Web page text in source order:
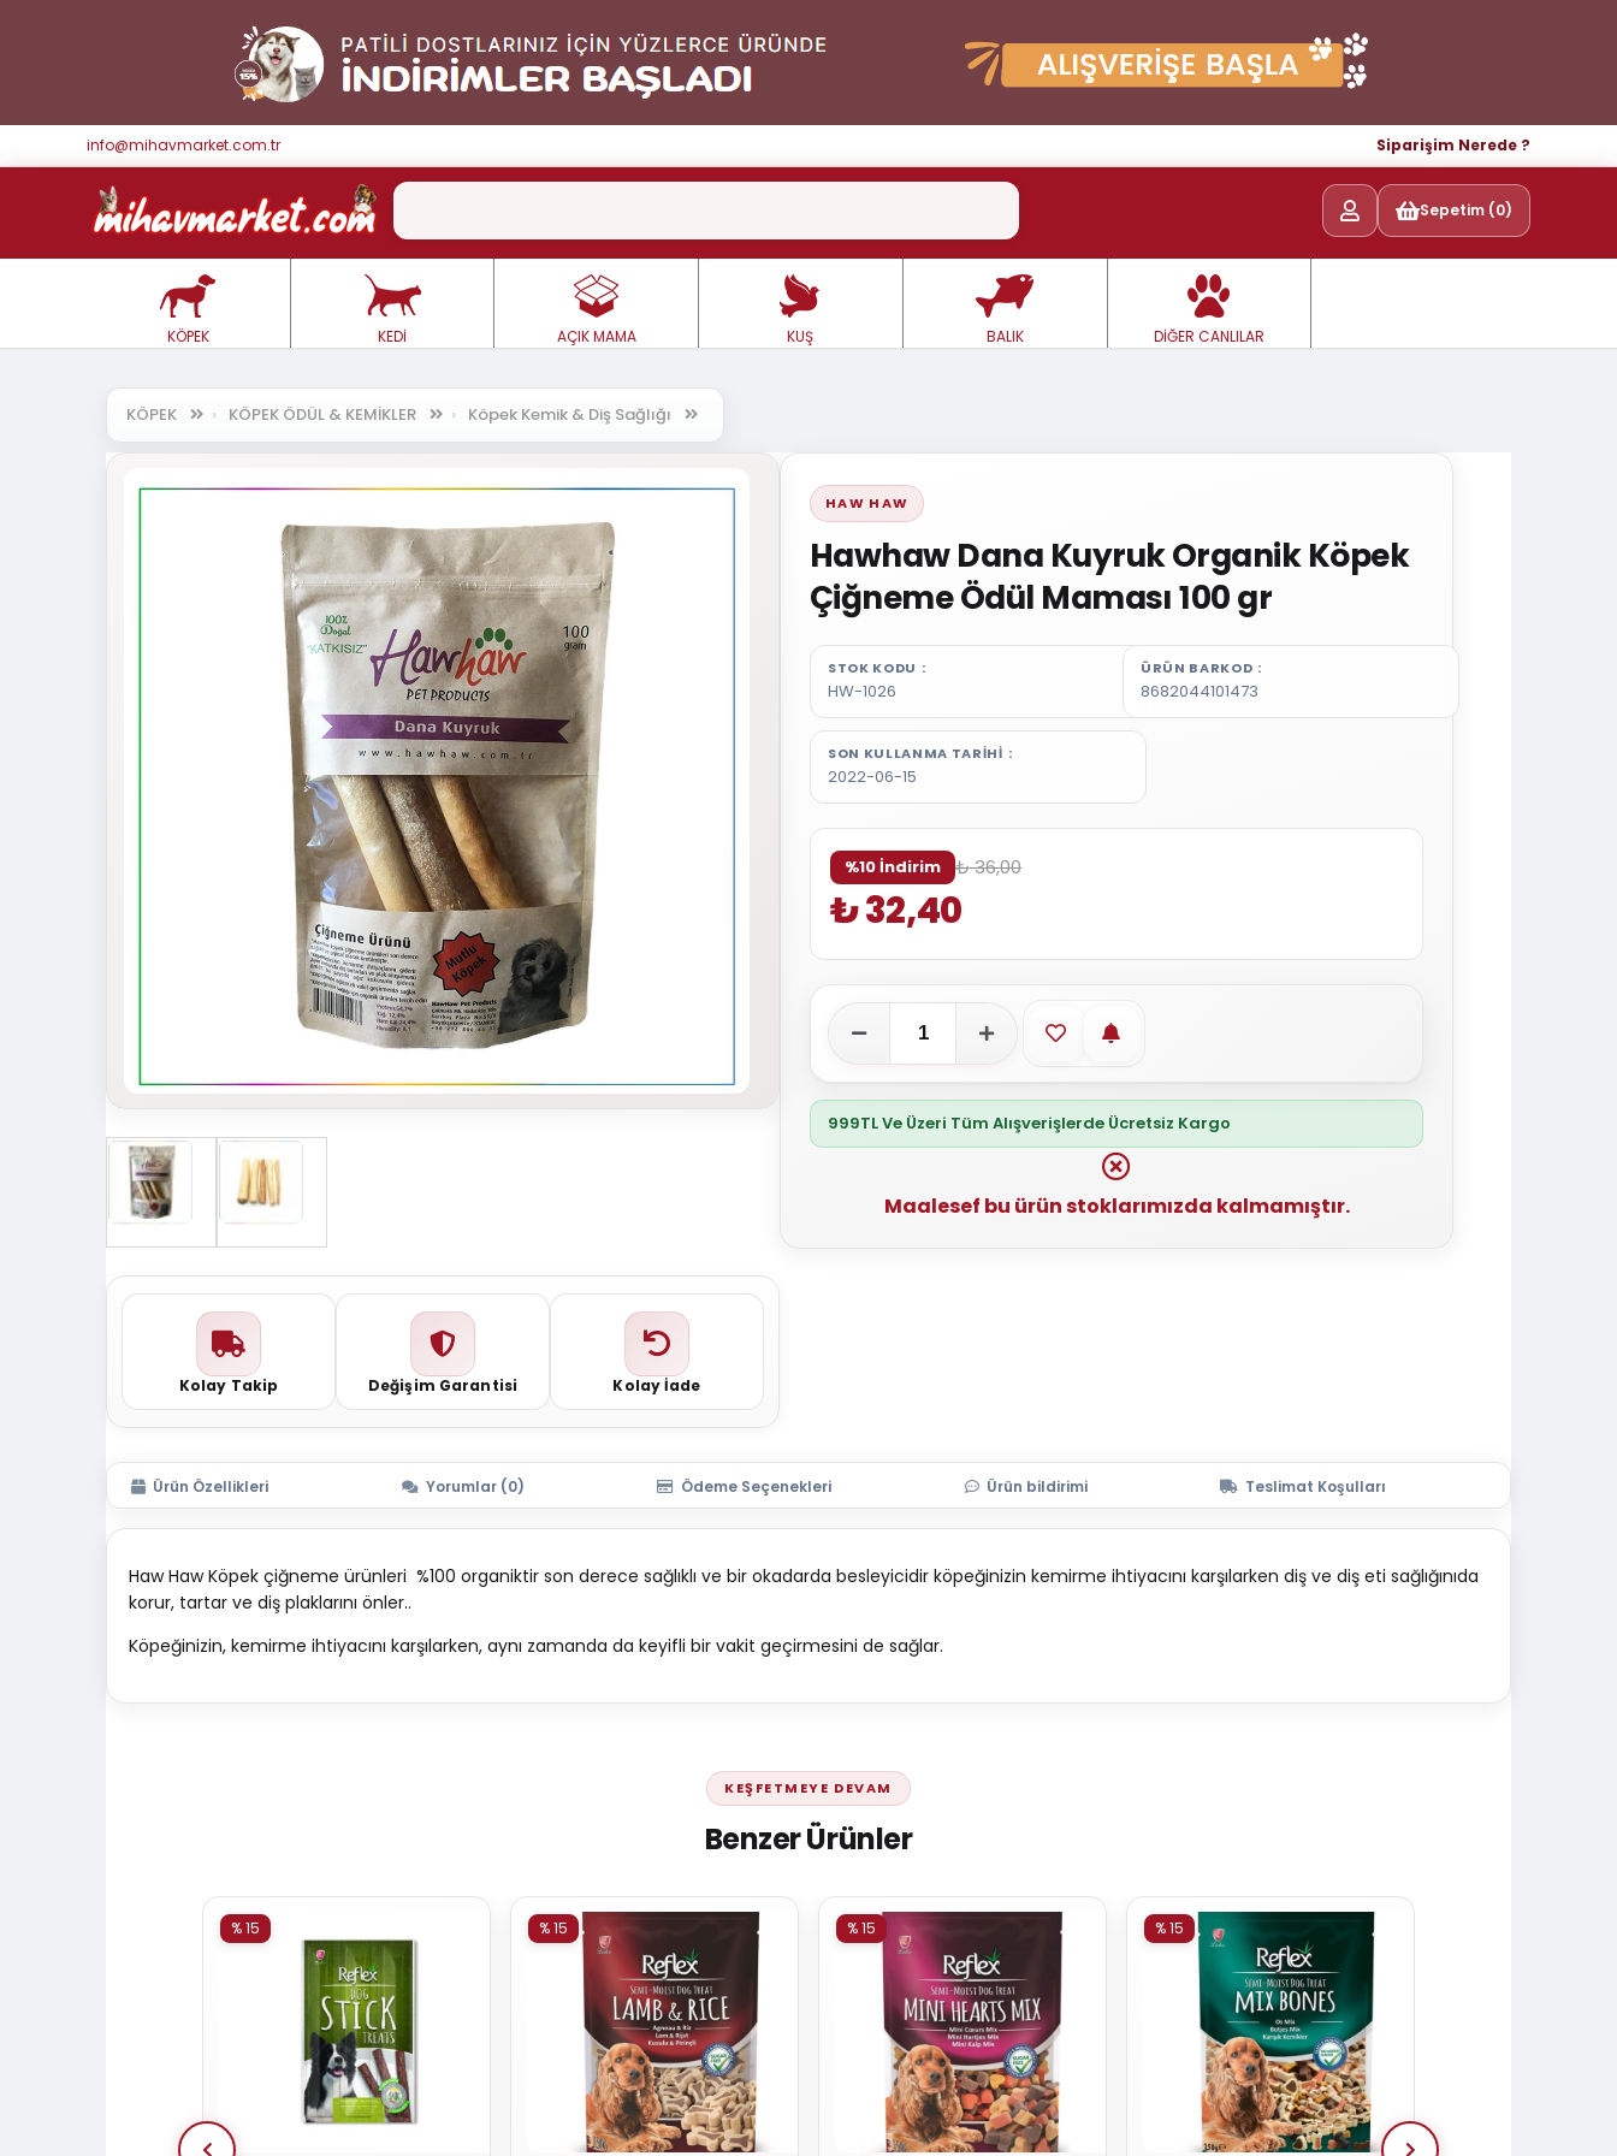
info@mihavmarket.com.tr Siparişim Nerede ?
Sepetim (0)
KÖPEK KEDİ AÇIK MAMA KUŞ BALIK DİĞER CANLILAR
KÖPEK KÖPEK ÖDÜL & KEMİKLER Köpek Kemik & Diş Sağlığı
Kolay Takip Değişim Garantisi Kolay İade
HAW HAW
Hawhaw Dana Kuyruk Organik Köpek
Çiğneme Ödül Maması 100 gr
STOK KODU
HW-1026
ÜRÜN BARKOD
8682044101473
SON KULLANMA TARIHI
2022-06-15
%10 İndirim ₺ 36,00
₺ 32,40
Favorilere ekle
Stoğa gelince haber ver
999TL Ve Üzeri Tüm Alışverişlerde Ücretsiz Kargo
Maalesef bu ürün stoklarımızda kalmamıştır.
Ürün Özellikleri Yorumlar (0) Ödeme Seçenekleri Ürün bildirimi Teslimat Koşulları
Haw Haw Köpek çiğneme ürünleri %100 organiktir son derece sağlıklı ve bir okadarda besleyicidir köpeğinizin kemirme ihtiyacını karşılarken diş ve diş eti sağlığınıda
korur, tartar ve diş plaklarını önler..
Köpeğinizin, kemirme ihtiyacını karşılarken, aynı zamanda da keyifli bir vakit geçirmesini de sağlar.
KEŞFETMEYE DEVAM
Benzer Ürünler
% 15 % 15 % 15 % 15